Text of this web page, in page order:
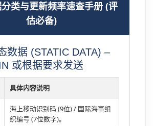
类与更新频率速查手册 (评
估必备)
数据 (STATIC DATA) –
或根据要求发送
具体内容说明
海上移动识别码 (9位) / 国际海事组
织编号 (7位数字)。